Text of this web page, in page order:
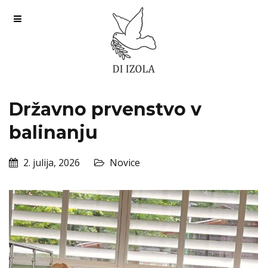
Državno prvenstvo v
balinanju
2. julija, 2026 Novice